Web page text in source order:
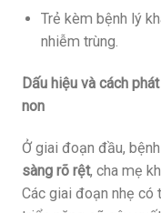
Trẻ kèm bệnh lý
nhiễm trùng.
Dấu hiệu và cách
non
Ở giai đoạn đầu,
sàng rõ rệt, cha mẹ
Các giai đoạn nhẹ có